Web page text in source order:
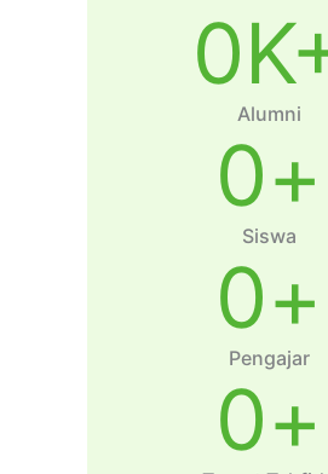
Alumni
0
Siswa
0+
Pengajar
0+
0+